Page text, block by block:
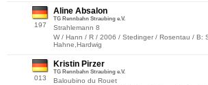
197
Aline Absalon
TG Rennbahn Straubing e.V.
Strahlemann 8
W / Hann / R / 2006 / Stedinger / Rosentau / B:
Hahne,Hardwig
013
Kristin Pirzer
TG Rennbahn Straubing e.V.
Baloubino du Rouet